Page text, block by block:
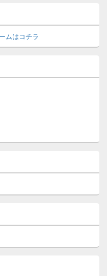
ムはコチラ